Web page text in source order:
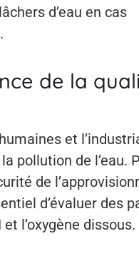
d’eau en cas
.
de la
et
pollution de l’eau.
de
d’évaluer des
l’oxygène dissous.